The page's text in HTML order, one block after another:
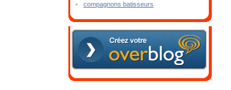
compagnons batisseurs